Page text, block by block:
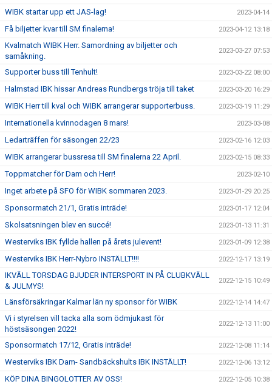
WIBK startar upp ett JAS-lag! 2023-04-14
Få biljetter kvar till SM finalerna! 2023-04-12 13:18
Kvalmatch WIBK Herr. Samordning av biljetter och
samåkning.
2023-03-27 07:53
Supporter buss till Tenhult! 2023-03-22 08:00
Halmstad IBK hissar Andreas Rundbergs tröja till taket 2023-03-20 16:29
WIBK Herr till kval och WIBK arrangerar supporterbuss. 2023-03-19 11:29
Internationella kvinnodagen 8 mars! 2023-03-08
Ledarträffen för säsongen 22/23 2023-02-16 12:03
WIBK arrangerar bussresa till SM finalerna 22 April. 2023-02-15 08:33
Toppmatcher för Dam och Herr! 2023-02-10
Inget arbete på SFO för WIBK sommaren 2023. 2023-01-29 20:25
Sponsormatch 21/1, Gratis inträde! 2023-01-17 12:04
Skolsatsningen blev en succé! 2023-01-13 11:31
Westerviks IBK fyllde hallen på årets julevent! 2023-01-09 12:38
Westerviks IBK Herr-Nybro INSTÄLLT!!!! 2022-12-17 13:19
IKVÄLL TORSDAG BJUDER INTERSPORT IN PÅ CLUBKVÄLL
& JULMYS!
2022-12-15 10:49
Länsförsäkringar Kalmar län ny sponsor för WIBK 2022-12-14 14:47
Vi i styrelsen vill tacka alla som ödmjukast för
höstsäsongen 2022!
2022-12-13 11:00
Sponsormatch 17/12, Gratis inträde! 2022-12-08 11:14
Westerviks IBK Dam- Sandbäckshults IBK INSTÄLLT! 2022-12-06 13:12
KÖP DINA BINGOLOTTER AV OSS! 2022-12-05 10:38